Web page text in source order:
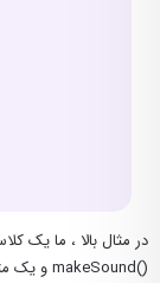
()makeSound و یک متد غیر انتزاعی ()displayInfo است.